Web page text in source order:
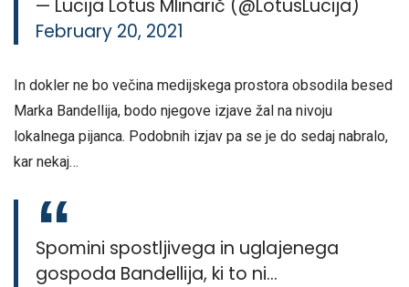
— Lucija Lotus Mlinarič (@LotusLucija)
February 20, 2021
In dokler ne bo večina medijskega prostora obsodila besed
Marka Bandellija, bodo njegove izjave žal na nivoju
lokalnega pijanca. Podobnih izjav pa se je do sedaj nabralo,
kar nekaj…
Spomini spostljivega in uglajenega
gospoda Bandellija, ki to ni…